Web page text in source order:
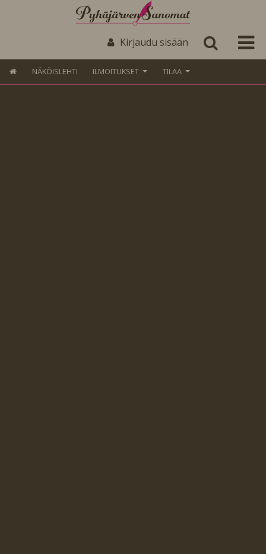
Kirjaudu sisään
NÄKÖISLEHTI ILMOITUKSET TILAA